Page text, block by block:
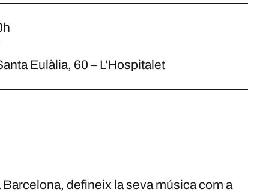
Eulàlia, 60 – L’Hospitalet
defineix la seva música com a